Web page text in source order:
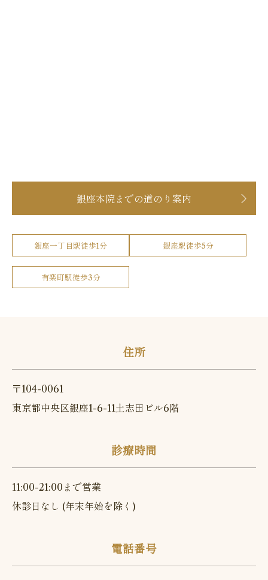
銀座本院までの道のり案内
銀座一丁目駅徒歩1分 銀座駅徒歩5分
有楽町駅徒歩3分
住所
〒104-0061
東京都中央区銀座1-6-11土志田ビル6階
診療時間
11:00-21:00まで営業
休診日なし (年末年始を除く)
電話番号